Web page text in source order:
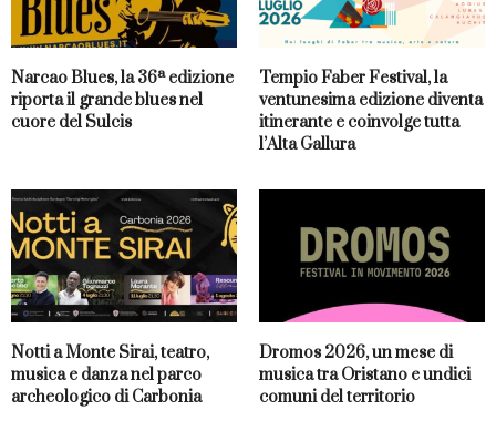
Narcao Blues, la 36ª edizione
riporta il grande blues nel
cuore del Sulcis
Tempio Faber Festival, la
ventunesima edizione diventa
itinerante e coinvolge tutta
l’Alta Gallura
Notti a Monte Sirai, teatro,
musica e danza nel parco
archeologico di Carbonia
Dromos 2026, un mese di
musica tra Oristano e undici
comuni del territorio